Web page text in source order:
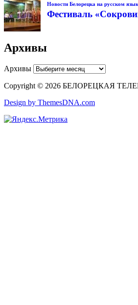
Новости Белорецка на русском
Фестиваль
Архивы
Архивы
Copyright © 2026 БЕЛОРЕЦКАЯ
Design by ThemesDNA.com